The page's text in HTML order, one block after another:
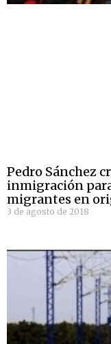
Pedro Sánchez
inmigración
migrantes en
3 de agosto de 2018